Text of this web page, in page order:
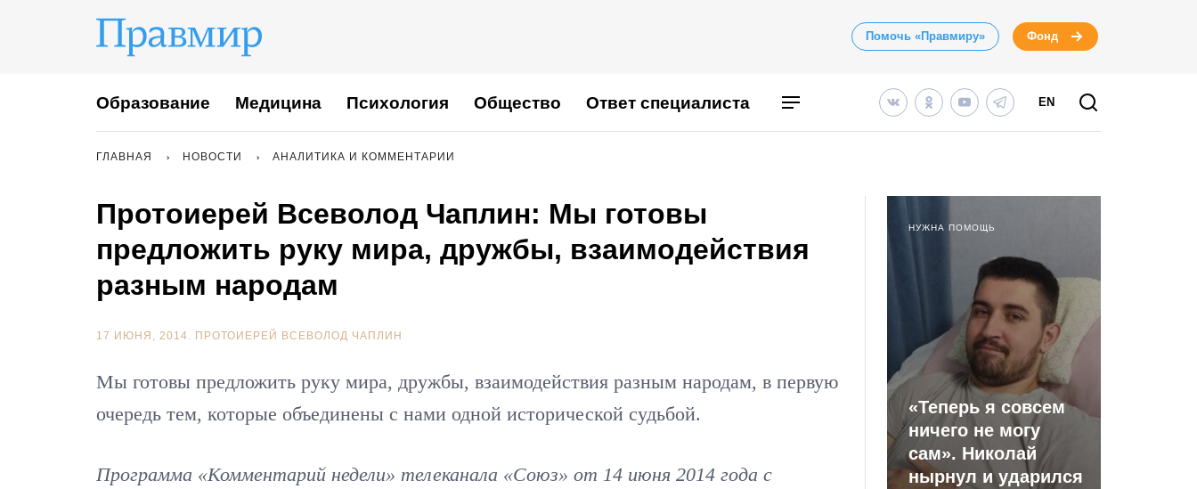
Помочь «Правмиру» Фонд
Образование Медицина Психология Общество Ответ специалиста EN
ГЛАВНАЯ НОВОСТИ АНАЛИТИКА И КОММЕНТАРИИ
Протоиерей Всеволод Чаплин: Мы готовы
предложить руку мира, дружбы, взаимодействия
разным народам
17 ИЮНЯ, 2014. ПРОТОИЕРЕЙ ВСЕВОЛОД ЧАПЛИН
Мы готовы предложить руку мира, дружбы, взаимодействия разным народам, в первую
очередь тем, которые объединены с нами одной исторической судьбой.
Программа «Комментарий недели» телеканала «Союз» от 14 июня 2014 года с
НУЖНА ПОМОЩЬ
«Теперь я совсем
ничего не могу
сам». Николай
нырнул и ударился